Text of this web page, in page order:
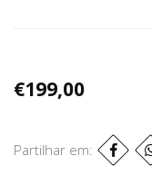
€199,00
Partilhar em: